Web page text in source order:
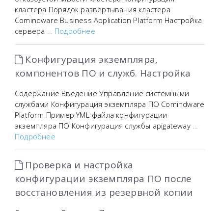
кластера Порядок развёртывания кластера
Comindware Business Application Platform Настройка
сервера … Подробнее
Конфигурация экземпляра,
компонентов ПО и служб. Настройка
Содержание Введение Управление системными
службами Конфигурация экземпляра ПО Comindware
Platform Пример YML-файла конфигурации
экземпляра ПО Конфигурация службы apigateway …
Подробнее
Проверка и настройка
конфигурации экземпляра ПО после
восстановления из резервной копии